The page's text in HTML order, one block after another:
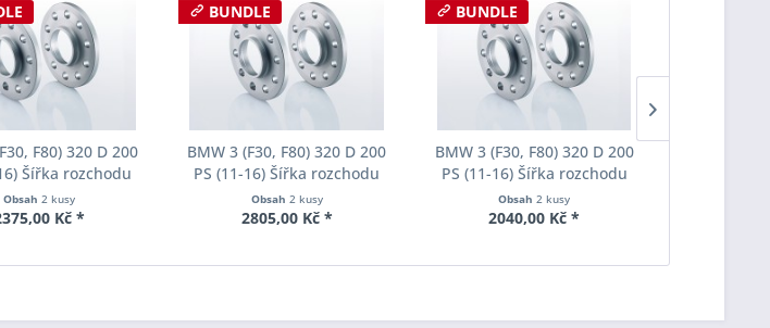
F80) 320 D 200
Šířka rozchodu
Spacer S90-2-10-
Tloušťka 10mm
Obsah 2 kusy
Kč *
BUNDLE
BMW 3 (F30, F80) 320 D 200
PS (11-16) Šířka rozchodu
Eibach Pro-Spacer S90-2-12-
002 System2 Tloušťka 12mm
Obsah 2 kusy
2805,00 Kč *
BUNDLE
BMW 3 (F30, F80) 320 D 200
PS (11-16) Šířka rozchodu
Eibach Pro-Spacer S90-2-15-
001 System2 Tloušťka 15mm
Obsah2 kusy
2040,00 Kč *